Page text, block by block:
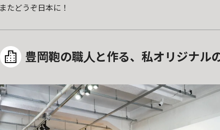
またどうぞ日本に！
豊岡鞄の職人と作る、私オリジナル